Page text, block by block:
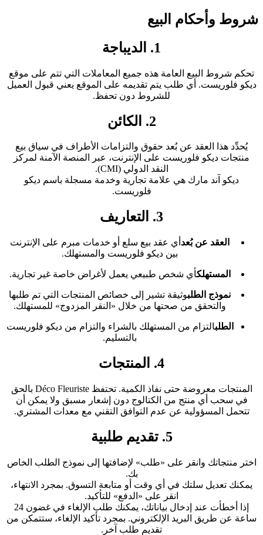
شروط وأحكام البيع
1. الديباجة
تحكم شروط البيع العامة هذه جميع المعاملات التي تتم على موقع
ديكو فلوريست. أي طلب يتم تقديمه على الموقع يعني قبول العميل
للشروط دون تحفظ.
2. الكائن
يُحدِّد هذا العقد عن بُعد حقوق والتزامات الأطراف في سياق بيع
منتجات ديكو فلوريست على الإنترنت، عبر المنصة الآمنة لمركز
النقد الدولي (CMI).
ديكو آند مارك هي علامة تجارية وخدمة مسجلة باسم ديكو
فلوريست.
3. التعاريف
العقد عن بُعد أي عقد بيع سلع أو خدمات مبرم على الإنترنت
بين ديكو فلوريست والمستهلك.
المستهلكأي شخص طبيعي يعمل لأغراض خاصة غير تجارية.
نموذج الطلبوثيقة تشير إلى خصائص المنتجات التي تم طلبها
والتحقق من صحتها من خلال «النقر المزدوج» للمستهلك.
الطلبالتزام من المستهلك بالشراء والتزام من ديكو فلوريست
بالتسليم.
4. المنتجات
المنتجات معروضة حتى نفاذ الكمية. تحتفظ Déco Fleuriste بالحق
في سحب أي منتج من الكتالوج دون إشعار مسبق ولا يمكن أن
تتحمل المسؤولية عن عدم التوافق التقني مع معدات المشتري.
5. تقديم طلبية
اختر منتجاتك وانقر على «طلب» لإضافتها إلى نموذج الطلب الخاص
بك.
يمكنك تعديل سلتك في أي وقت أو متابعة التسوق. بمجرد الانتهاء،
انقر على «الدفع» للتأكيد.
إذا أخطأت عند إدخال بياناتك، يمكنك طلب الإلغاء في غضون 24
ساعة عن طريق البريد الإلكتروني. بمجرد تأكيد الإلغاء، ستتمكن من
تقديم طلب آخر.